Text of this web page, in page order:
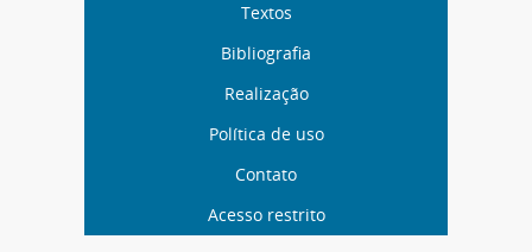
Textos
Bibliografia
Realização
Política de uso
Contato
Acesso restrito